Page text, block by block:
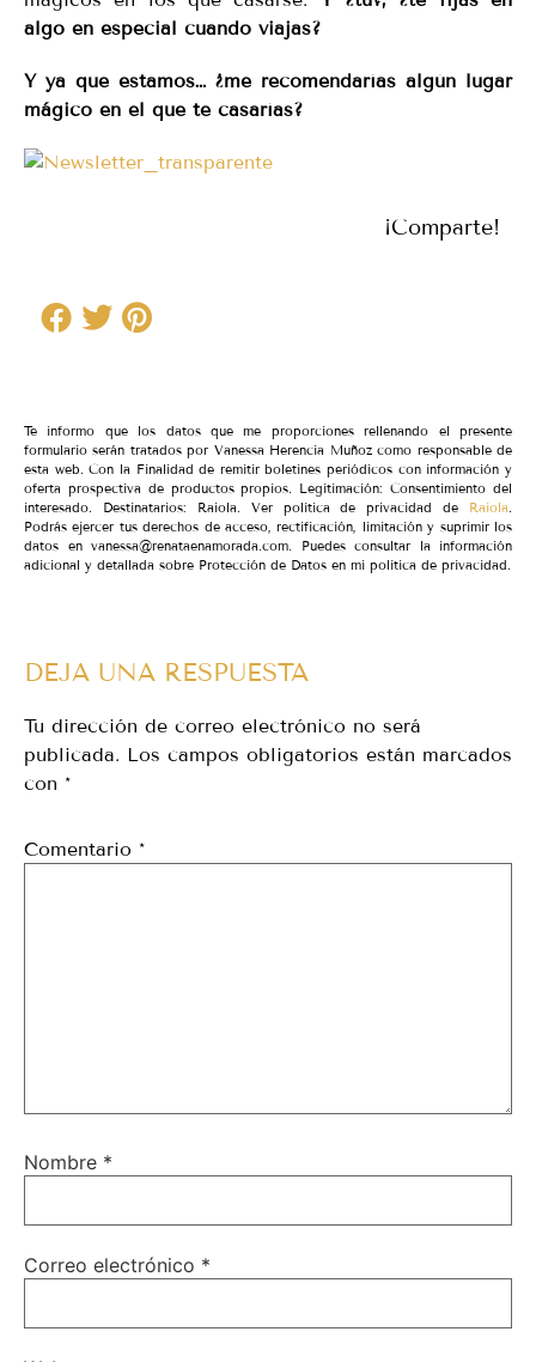
algo en especial cuando viajas?
Y ya que estamos… ¿me recomendarías algún lugar
mágico en el que te casarías?
¡Comparte!
Te informo que los datos que me proporciones rellenando el presente
formulario serán tratados por Vanessa Herencia Muñoz como responsable de
esta web. Con la Finalidad de remitir boletines periódicos con información y
oferta prospectiva de productos propios. Legitimación: Consentimiento del
interesado. Destinatarios: Raiola. Ver política de privacidad de Raiola
Podrás ejercer tus derechos de acceso, rectificación, limitación y suprimir los
datos en vanessa@renataenamorada.com. Puedes consultar la información
adicional y detallada sobre Protección de Datos en mi política de privacidad.
DEJA UNA RESPUESTA
Tu dirección de correo electrónico no será
publicada. Los campos obligatorios están marcados
con *
Comentario *
Nombre *
Correo electrónico *